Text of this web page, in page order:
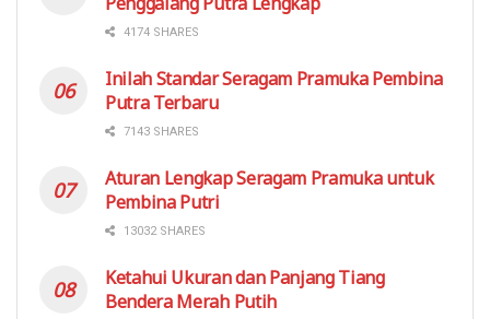
4174 SHARES
Inilah Standar Seragam Pramuka Pembina
Putra Terbaru
7143 SHARES
Aturan Lengkap Seragam Pramuka untuk
Pembina Putri
13032 SHARES
Ketahui Ukuran dan Panjang Tiang
Bendera Merah Putih